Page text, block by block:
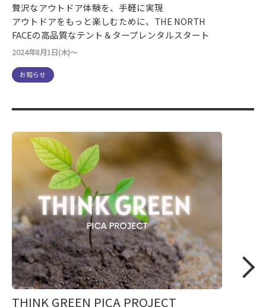
贅沢なアウトドア体験を、手軽に実現
アウトドアをもっと楽しむために、THE NORTH
FACEの高品質なテント＆タープレンタルスタート
2024年8月1日(木)～
お知らせ
THINK GREEN PICA PROJECT